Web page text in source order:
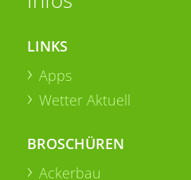
LINKS
Apps
Wetter Aktuell
BROSCHÜREN
Ackerbau